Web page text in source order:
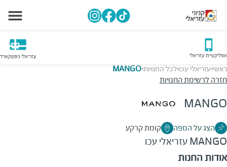
אפליקציית עזריאלי עזריאלי גיפטקארד
ראשי>עזריאלי עכו>לכל החנויות>
MANGO
חזרה לרשימת החנויות
MANGO
הצג על המפה קומת קרקע
MANGO עזריאלי עכו
אודות החנות